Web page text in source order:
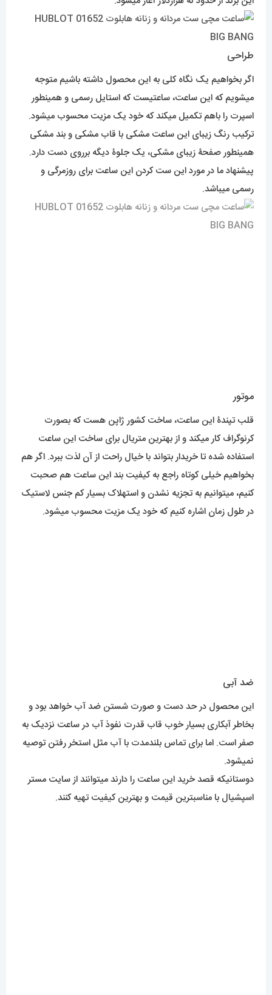
طراحی
اگر بخواهیم یک نگاه کلی به این محصول داشته باشیم متوجه
میشویم که این ساعت، ساعتیست که استایل رسمی و همینطور
اسپرت را باهم تکمیل میکند که خود یک مزیت محسوب میشود.
ترکیب رنگ زیبای این ساعت مشکی با قاب مشکی و بند مشکی
همینطور صفحۀ زیبای مشکی، یک جلوۀ دیگه برروی دست دارد.
پیشنهاد ما در مورد این ست کردن این ساعت برای روزمرگی و
رسمی میباشد.
در طول زمان اشاره کنیم که خود یک مزیت محسوب میشود.
اسپشیال با مناسبترین قیمت و بهترین کیفیت تهیه کنند.